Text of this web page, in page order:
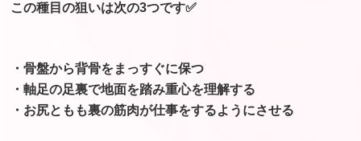
この種目の狙いは次の3つです✅
・骨盤から背骨をまっすぐに保つ
・軸足の足裏で地面を踏み重心を理解する
・お尻ともも裏の筋肉が仕事をするようにさせる